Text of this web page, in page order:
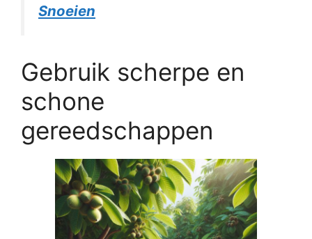
Snoeien
Gebruik scherpe en
schone
gereedschappen